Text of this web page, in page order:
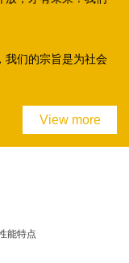
我们的宗旨是为社会
View more
能特点